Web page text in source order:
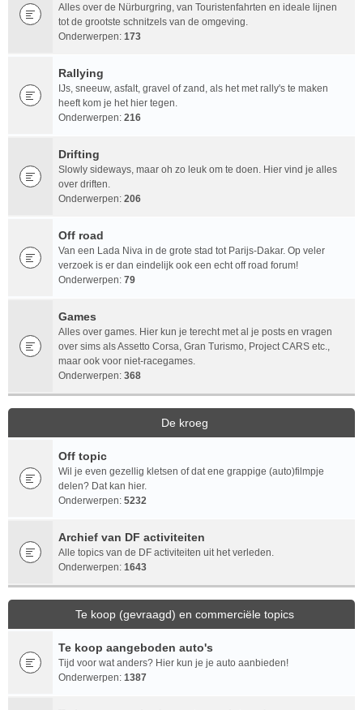
Alles over de Nürburgring, van Touristenfahrten en ideale lijnen
tot de grootste schnitzels van de omgeving.
Onderwerpen: 173
Rallying
IJs, sneeuw, asfalt, gravel of zand, als het met rally's te maken
heeft kom je het hier tegen.
Onderwerpen: 216
Drifting
Slowly sideways, maar oh zo leuk om te doen. Hier vind je alles
over driften.
Onderwerpen: 206
Off road
Van een Lada Niva in de grote stad tot Parijs-Dakar. Op veler
verzoek is er dan eindelijk ook een echt off road forum!
Onderwerpen: 79
Games
Alles over games. Hier kun je terecht met al je posts en vragen
over sims als Assetto Corsa, Gran Turismo, Project CARS etc.,
maar ook voor niet-racegames.
Onderwerpen: 368
De kroeg
Off topic
Wil je even gezellig kletsen of dat ene grappige (auto)filmpje
delen? Dat kan hier.
Onderwerpen: 5232
Archief van DF activiteiten
Alle topics van de DF activiteiten uit het verleden.
Onderwerpen: 1643
Te koop (gevraagd) en commerciële topics
Te koop aangeboden auto's
Tijd voor wat anders? Hier kun je je auto aanbieden!
Onderwerpen: 1387